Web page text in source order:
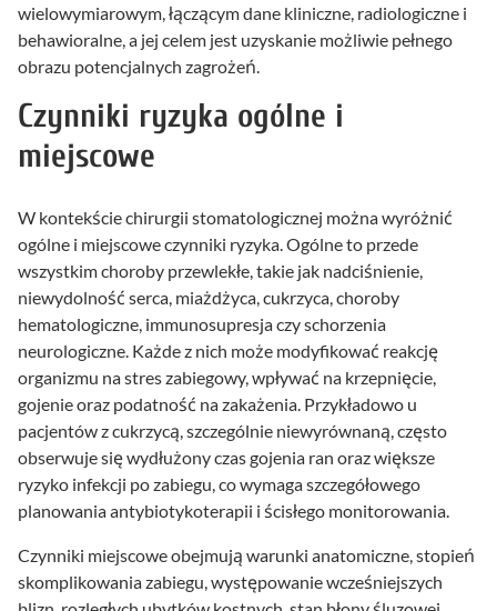
wielowymiarowym, łączącym dane kliniczne, radiologiczne i
behawioralne, a jej celem jest uzyskanie możliwie pełnego
obrazu potencjalnych zagrożeń.
Czynniki ryzyka ogólne i
miejscowe
W kontekście chirurgii stomatologicznej można wyróżnić
ogólne i miejscowe czynniki ryzyka. Ogólne to przede
wszystkim choroby przewlekłe, takie jak nadciśnienie,
niewydolność serca, miażdżyca, cukrzyca, choroby
hematologiczne, immunosupresja czy schorzenia
neurologiczne. Każde z nich może modyfikować reakcję
organizmu na stres zabiegowy, wpływać na krzepnięcie,
gojenie oraz podatność na zakażenia. Przykładowo u
pacjentów z cukrzycą, szczególnie niewyrównaną, często
obserwuje się wydłużony czas gojenia ran oraz większe
ryzyko infekcji po zabiegu, co wymaga szczegółowego
planowania antybiotykoterapii i ścisłego monitorowania.
Czynniki miejscowe obejmują warunki anatomiczne, stopień
skomplikowania zabiegu, występowanie wcześniejszych